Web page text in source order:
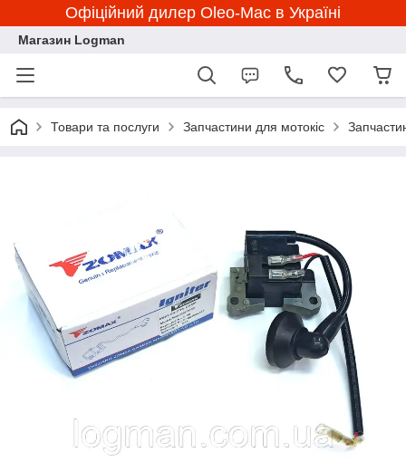
Офіційний дилер Oleo-Mac в Україні
Магазин Logman
Товари та послуги Запчастини для мотокіс